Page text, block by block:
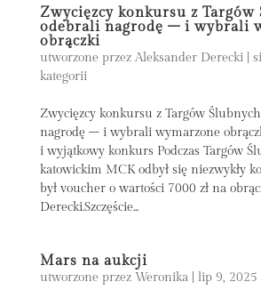
Zwycięzcy konkursu z Targów
odebrali nagrodę – i wybrali
obrączki
utworzone przez Aleksander Derecki|
kategorii
Zwycięzcy konkursu z Targów
nagrodę – i wybrali wymarzone
i wyjątkowy konkurs Podczas Targów
katowickim MCK odbył się niezwykły
był voucher o wartości 7000 zł na
Derecki.Szczęście...
Mars na aukcji
utworzone przez Weronika| lip 9, 2025